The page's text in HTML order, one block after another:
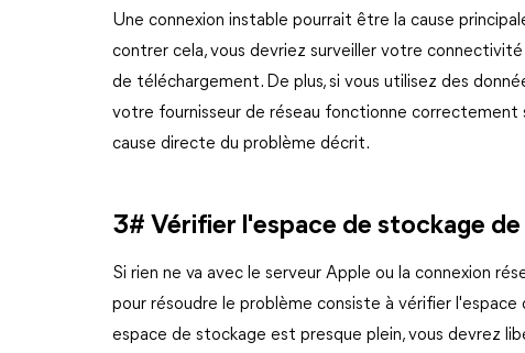
Une connexion instable pourrait être la cause
contrer cela, vous devriez surveiller votre
de téléchargement. De plus, si vous utilisez des
votre fournisseur de réseau fonctionne
cause directe du problème décrit.
3# Vérifier l'espace de stockage de
Si rien ne va avec le serveur Apple ou la connexion
pour résoudre le problème consiste à vérifier
espace de stockage est presque plein, vous devrez